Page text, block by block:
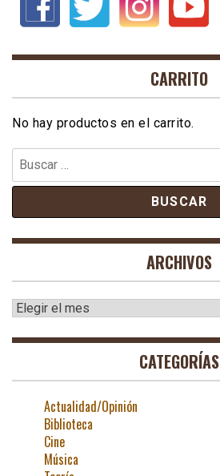
CARRITO
No hay productos en el carrito.
Buscar:
ARCHIVOS
Archivos
CATEGORÍAS
Actualidad/Opinión
Biblioteca
Cine
Música